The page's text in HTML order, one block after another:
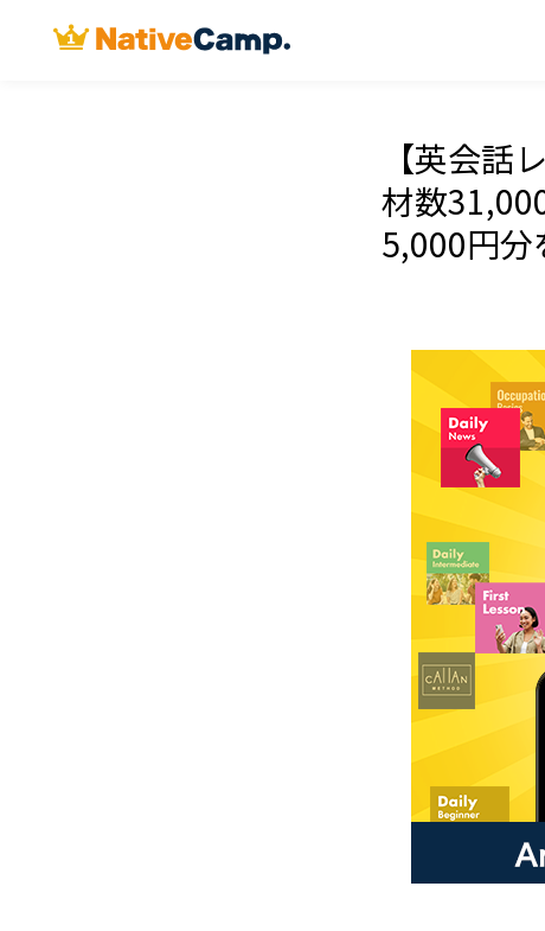
【英会
材数
5,000円分